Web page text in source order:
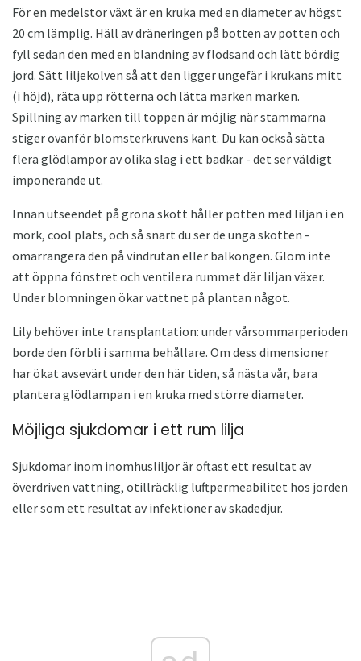
För en medelstor växt är en kruka med en diameter av högst
20 cm lämplig. Häll av dräneringen på botten av potten och
fyll sedan den med en blandning av flodsand och lätt bördig
jord. Sätt liljekolven så att den ligger ungefär i krukans mitt
(i höjd), räta upp rötterna och lätta marken marken.
Spillning av marken till toppen är möjlig när stammarna
stiger ovanför blomsterkruvens kant. Du kan också sätta
flera glödlampor av olika slag i ett badkar - det ser väldigt
imponerande ut.
Innan utseendet på gröna skott håller potten med liljan i en
mörk, cool plats, och så snart du ser de unga skotten -
omarrangera den på vindrutan eller balkongen. Glöm inte
att öppna fönstret och ventilera rummet där liljan växer.
Under blomningen ökar vattnet på plantan något.
Lily behöver inte transplantation: under vårsommarperioden
borde den förbli i samma behållare. Om dess dimensioner
har ökat avsevärt under den här tiden, så nästa vår, bara
plantera glödlampan i en kruka med större diameter.
Möjliga sjukdomar i ett rum lilja
Sjukdomar inom inomhusliljor är oftast ett resultat av
överdriven vattning, otillräcklig luftpermeabilitet hos jorden
eller som ett resultat av infektioner av skadedjur.